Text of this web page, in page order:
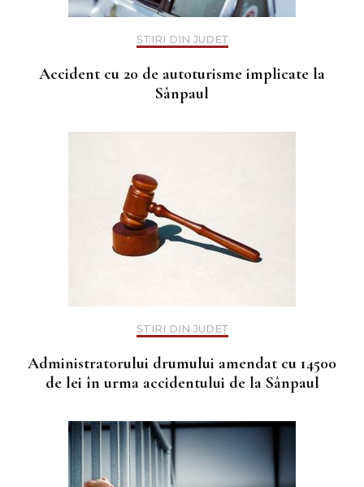
ȘTIRI DIN JUDEȚ
Accident cu 20 de autoturisme implicate la
Sânpaul
ȘTIRI DIN JUDEȚ
Administratorului drumului amendat cu 14500
de lei în urma accidentului de la Sânpaul